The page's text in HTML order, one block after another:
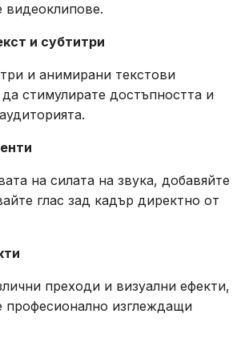
видеоклипове.
и субтитри
и анимирани текстови
да стимулирате достъпността и
на силата на звука, добавяйте
глас зад кадър директно от
преходи и визуални ефекти,
професионално изглеждащи